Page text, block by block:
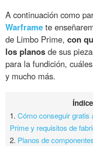
A continuación como
Warframe te
de Limbo Prime,con
los planos de sus
para la fundición,
y mucho más.
Índice
1.Cómo conseguir gratis
Prime y requisitos de
2. Planos de